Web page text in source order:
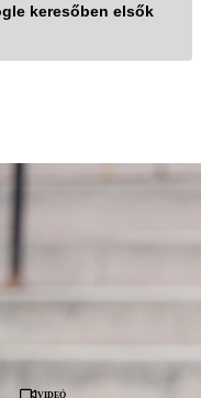
keresőben elsők
Videó